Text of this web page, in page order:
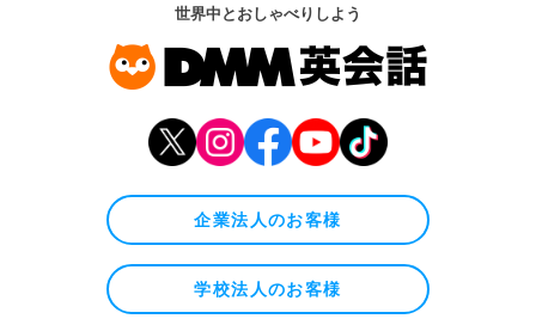
世界中とおしゃべりしよう
企業法人のお客様
学校法人のお客様